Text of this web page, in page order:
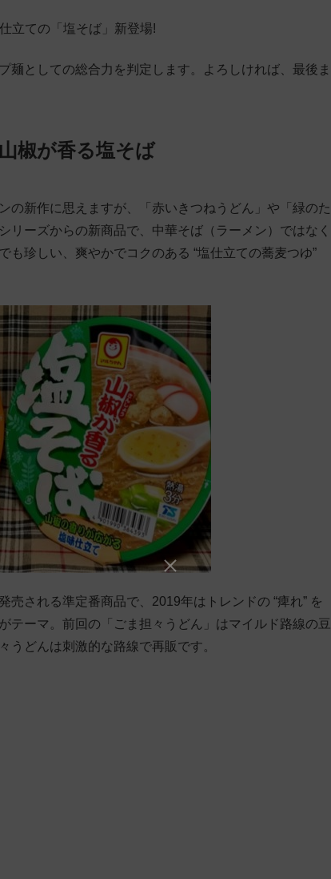
立ての「塩そば」新登場!
麺としての総合力を判定します。よろしければ、最後ま
椒が香る塩そば
の新作に思えますが、「赤いきつねうどん」や「緑のた
ーズからの新商品で、中華そば（ラーメン）ではなく
珍しい、爽やかでコクのある “塩仕立ての蕎麦つゆ”
される準定番商品で、2019年はトレンドの “痺れ” を
テーマ。前回の「ごま担々うどん」はマイルド路線の豆
うどんは刺激的な路線で再販です。